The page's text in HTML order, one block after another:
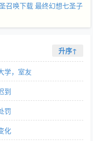
召唤下载 最终幻想七圣子
升序↑
学，室友
到
罚
化